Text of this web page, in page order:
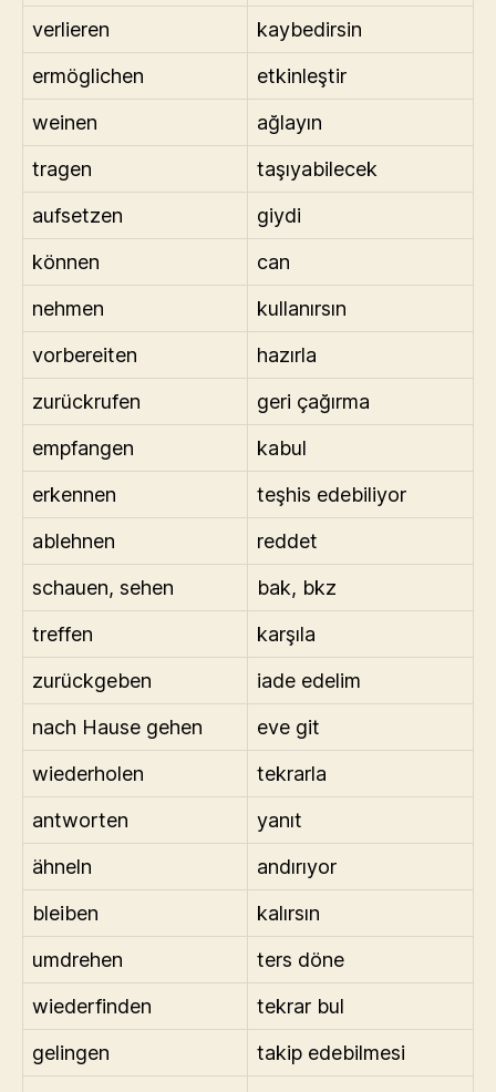
verlieren
kaybedirsin
ermöglichen
etkinleştir
weinen
ağlayın
tragen
taşıyabilecek
aufsetzen
giydi
können
can
nehmen
kullanırsın
vorbereiten
hazırla
zurückrufen
geri çağırma
empfangen
kabul
erkennen
teşhis edebiliyor
ablehnen
reddet
schauen, sehen
bak, bkz
treffen
karşıla
zurückgeben
iade edelim
nach Hause gehen
eve git
wiederholen
tekrarla
antworten
yanıt
ähneln
andırıyor
bleiben
kalırsın
umdrehen
ters döne
wiederfinden
tekrar bul
gelingen
takip edebilmesi